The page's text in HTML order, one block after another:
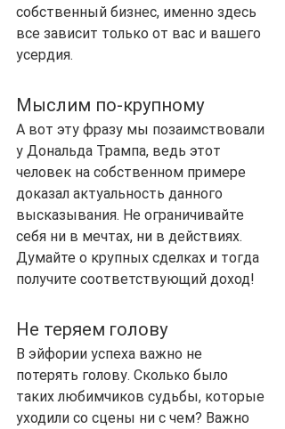
собственный бизнес, именно здесь
все зависит только от вас и вашего
усердия.
Мыслим по-крупному
А вот эту фразу мы позаимствовали
у Дональда Трампа, ведь этот
человек на собственном примере
доказал актуальность данного
высказывания. Не ограничивайте
себя ни в мечтах, ни в действиях.
Думайте о крупных сделках и тогда
получите соответствующий доход!
Не теряем голову
В эйфории успеха важно не
потерять голову. Сколько было
таких любимчиков судьбы, которые
уходили со сцены ни с чем? Важно